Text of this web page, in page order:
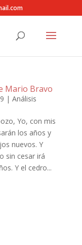
Mario Bravo
| Análisis
Yo, con mis
los años y
nuevos. Y
sin cesar irá
Y el cedro...